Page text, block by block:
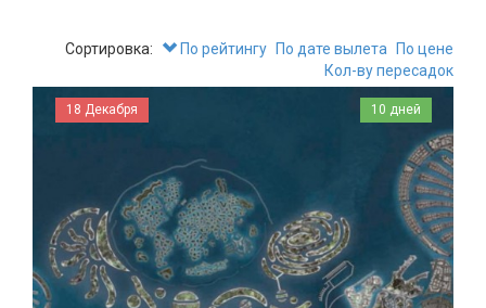
Сортировка: По рейтингу По дате вылета
По цене
Кол-ву пересадок
18 Декабря 10 дней